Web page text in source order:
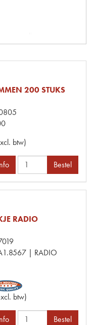
200 STUKS
btw)
Bestel
RADIO
| RADIO
btw)
Bestel